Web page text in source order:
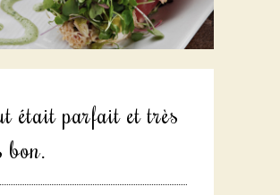
était parfait et très
bon.